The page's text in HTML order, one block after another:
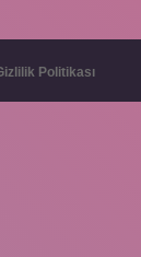
Politikası